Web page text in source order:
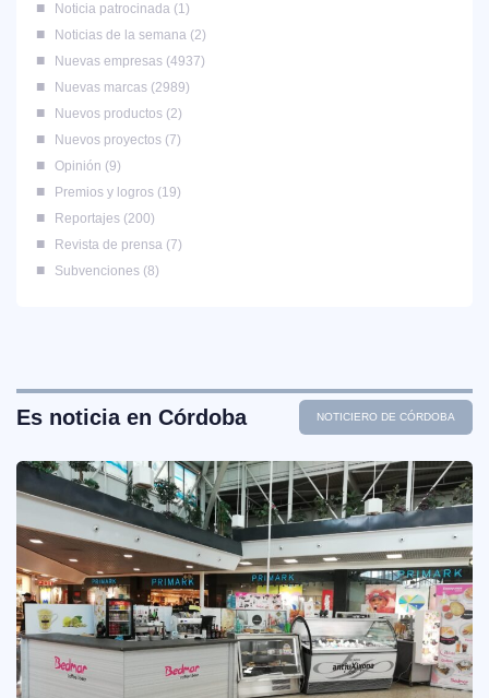
Noticia patrocinada 1
Noticias de la semana 2
Nuevas empresas 4937
Nuevas marcas 2989
Nuevos productos 2
Nuevos proyectos 7
Opinión 9
Premios y logros 19
Reportajes 200
Revista de prensa 7
Subvenciones 8
Es noticia en Córdoba NOTICIERO DE CÓRDOBA